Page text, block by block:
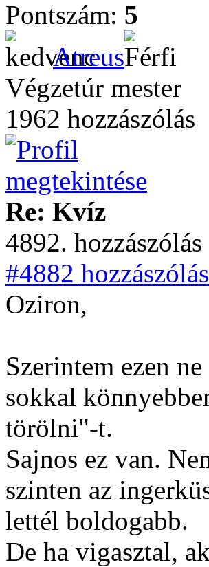
Pontszám: 5
Atreus
Végzetúr mester
1962 hozzászólás
Re: Kvíz
4892.
#4882
Oziron,
Szerintem ezen
sokkal
törölni"-t.
Sajnos ez van.
szinten az
lettél boldogabb.
De ha vigasztal,